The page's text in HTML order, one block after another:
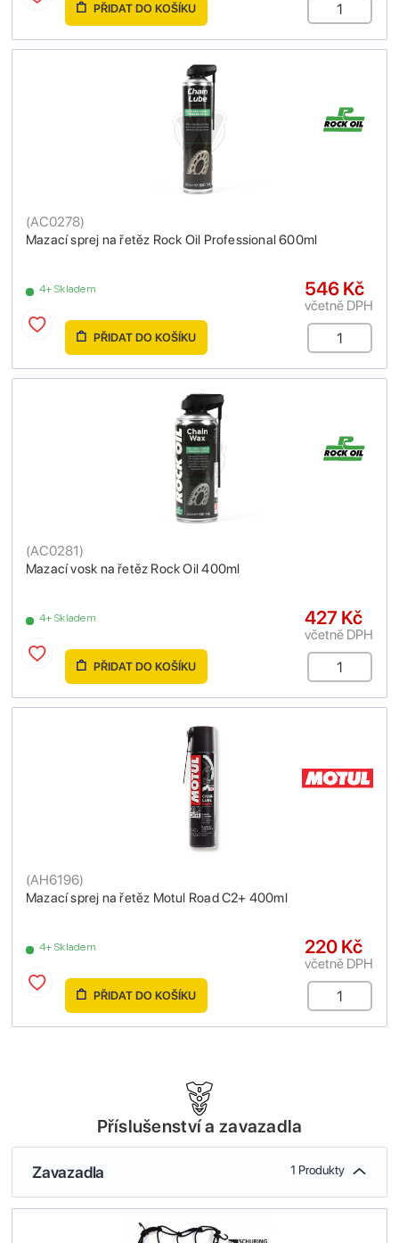
PŘIDAT DO KOŠÍKU
Mazací sprej na řetěz Rock Oil Professional 600ml
(AC0278)
4+ Skladem 546 Kč
včetně DPH
PŘIDAT DO KOŠÍKU
Mazací vosk na řetěz Rock Oil 400ml
(AC0281)
4+ Skladem 427 Kč
včetně DPH
PŘIDAT DO KOŠÍKU
Mazací sprej na řetěz Motul Road C2+ 400ml
(AH6196)
4+ Skladem 220 Kč
včetně DPH
PŘIDAT DO KOŠÍKU
Příslušenství a zavazadla
Zavazadla 1 Produkty